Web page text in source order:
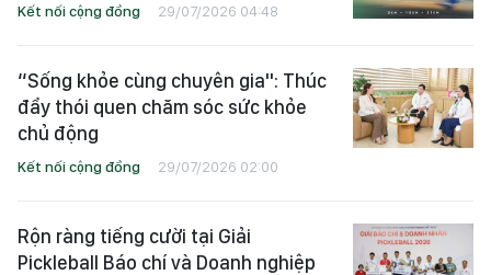
Kết nối cộng đồng 29/07/2026 04:48
“Sống khỏe cùng chuyên gia": Thúc
đẩy thói quen chăm sóc sức khỏe
chủ động
Kết nối cộng đồng 29/07/2026 02:00
Rộn ràng tiếng cười tại Giải
Pickleball Báo chí và Doanh nghiệp